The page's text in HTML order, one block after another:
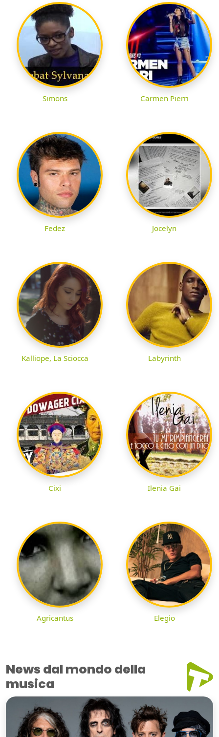
Simons Carmen Pierri
Fedez Jocelyn
Kalliope, La Sciocca Labyrinth
Cixi Ilenia Gai
Agricantus Elegio
News dal mondo della
musica